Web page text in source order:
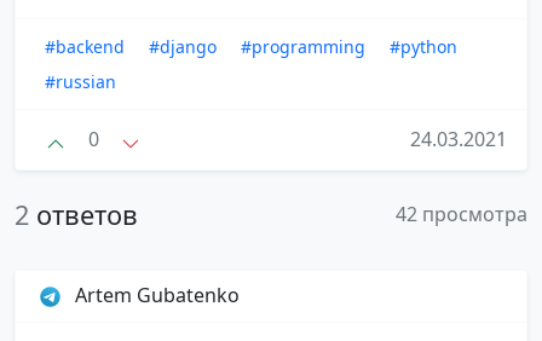
#backend #django #programming
#python
#russian
0 24.03.2021
2 ответов 42 просмотра
Artem Gubatenko